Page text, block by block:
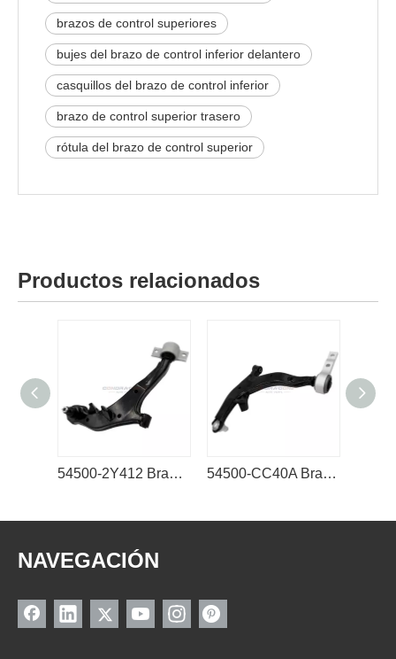
brazos de control superiores
bujes del brazo de control inferior delantero
casquillos del brazo de control inferior
brazo de control superior trasero
rótula del brazo de control superior
Productos relacionados
54500-2Y412 Brazo inferior del brazo de control Nissan 54500-CC40A Brazo inferior del brazo de control Nissan
NAVEGACIÓN